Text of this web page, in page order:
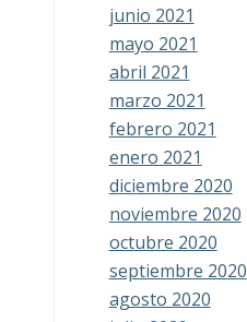
junio 2021
mayo 2021
abril 2021
marzo 2021
febrero 2021
enero 2021
diciembre 2020
noviembre 2020
octubre 2020
septiembre 2020
agosto 2020